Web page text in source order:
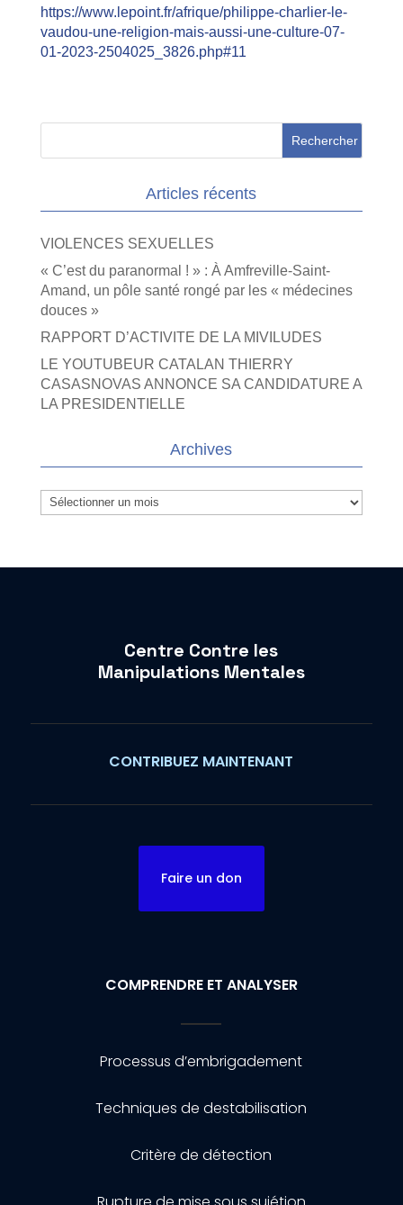
https://www.lepoint.fr/afrique/philippe-charlier-le-
vaudou-une-religion-mais-aussi-une-culture-07-
01-2023-2504025_3826.php#11
Articles récents
VIOLENCES SEXUELLES
« C’est du paranormal ! » : À Amfreville-Saint-
Amand, un pôle santé rongé par les « médecines
douces »
RAPPORT D’ACTIVITE DE LA MIVILUDES
LE YOUTUBEUR CATALAN THIERRY
CASASNOVAS ANNONCE SA CANDIDATURE A
LA PRESIDENTIELLE
Archives
Archives
Centre Contre les
Manipulations Mentales
CONTRIBUEZ MAINTENANT
Faire un don
COMPRENDRE ET ANALYSER
Processus d’embrigadement
Techniques de destabilisation
Critère de détection